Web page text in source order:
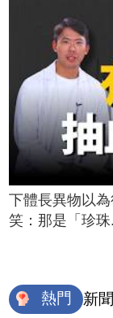
下體長異物以
笑：那是「珍珠
熱門 新聞